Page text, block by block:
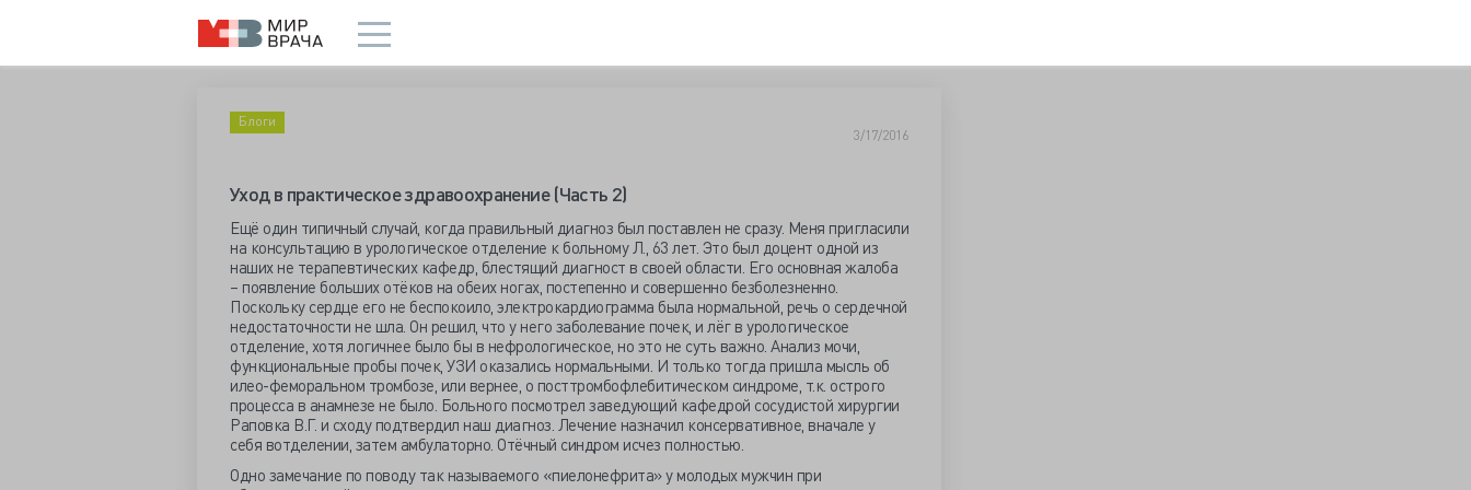
Блоги
3/17/2016
Уход в практическое здравоохранение (Часть 2)
Ещё один типичный случай, когда правильный диагноз был поставлен не сразу. Меня пригласили
на консультацию в урологическое отделение к больному Л., 63 лет. Это был доцент одной из
наших не терапевтических кафедр, блестящий диагност в своей области. Его основная жалоба
– появление больших отёков на обеих ногах, постепенно и совершенно безболезненно.
Поскольку сердце его не беспокоило, электрокардиограмма была нормальной, речь о сердечной
недостаточности не шла. Он решил, что у него заболевание почек, и лёг в урологическое
отделение, хотя логичнее было бы в нефрологическое, но это не суть важно. Анализ мочи,
функциональные пробы почек, УЗИ оказались нормальными. И только тогда пришла мысль об
илео-феморальном тромбозе, или вернее, о посттромбофлебитическом синдроме, т.к. острого
процесса в анамнезе не было. Больного посмотрел заведующий кафедрой сосудистой хирургии
Раповка В.Г. и сходу подтвердил наш диагноз. Лечение назначил консервативное, вначале у
себя вотделении, затем амбулаторно. Отёчный синдром исчез полностью.
Одно замечание по поводу так называемого «пиелонефрита» у молодых мужчин при